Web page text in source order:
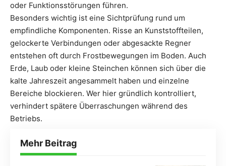
oder Funktionsstörungen führen.
Besonders wichtig ist eine Sichtprüfung rund um
empfindliche Komponenten. Risse an Kunststoffteilen,
gelockerte Verbindungen oder abgesackte Regner
entstehen oft durch Frostbewegungen im Boden. Auch
Erde, Laub oder kleine Steinchen können sich über die
kalte Jahreszeit angesammelt haben und einzelne
Bereiche blockieren. Wer hier gründlich kontrolliert,
verhindert spätere Überraschungen während des
Betriebs.
Mehr Beitrag